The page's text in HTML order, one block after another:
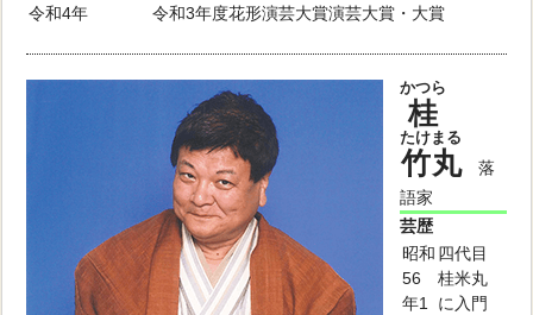
令和4年
令和3年度花形演芸大賞演芸大賞・大賞
桂
かつら
竹丸
たけまる
落
語家
芸歴
昭和
56
年1
四代目
桂米丸
に入門